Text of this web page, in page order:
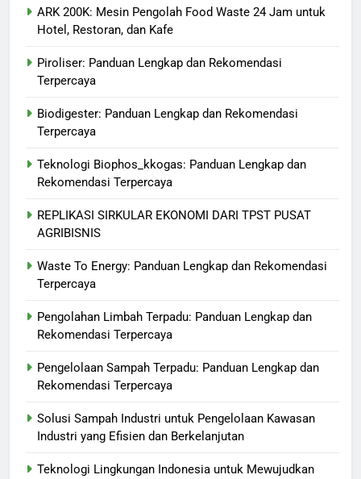
ARK 200K: Mesin Pengolah Food Waste 24 Jam untuk
Hotel, Restoran, dan Kafe
Piroliser: Panduan Lengkap dan Rekomendasi
Terpercaya
Biodigester: Panduan Lengkap dan Rekomendasi
Terpercaya
Teknologi Biophos_kkogas: Panduan Lengkap dan
Rekomendasi Terpercaya
REPLIKASI SIRKULAR EKONOMI DARI TPST PUSAT
AGRIBISNIS
Waste To Energy: Panduan Lengkap dan Rekomendasi
Terpercaya
Pengolahan Limbah Terpadu: Panduan Lengkap dan
Rekomendasi Terpercaya
Pengelolaan Sampah Terpadu: Panduan Lengkap dan
Rekomendasi Terpercaya
Solusi Sampah Industri untuk Pengelolaan Kawasan
Industri yang Efisien dan Berkelanjutan
Teknologi Lingkungan Indonesia untuk Mewujudkan